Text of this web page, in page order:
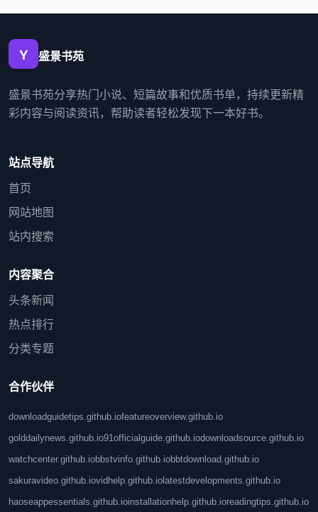
盛景书苑
盛景书苑分享热门小说、短篇故事和优质书单，持续更新精
彩内容与阅读资讯，帮助读者轻松发现下一本好书。
站点导航
首页
网站地图
站内搜索
内容聚合
头条新闻
热点排行
分类专题
合作伙伴
downloadguidetips.github.iofeatureoverview.github.io
golddailynews.github.io91officialguide.github.iodownloadsource.github.io
watchcenter.github.iobbstvinfo.github.iobbtdownload.github.io
sakuravideo.github.iovidhelp.github.io latestdevelopments.github.io
haoseappessentials.github.ioinstallationhelp.github.ioreadingtips.github.io